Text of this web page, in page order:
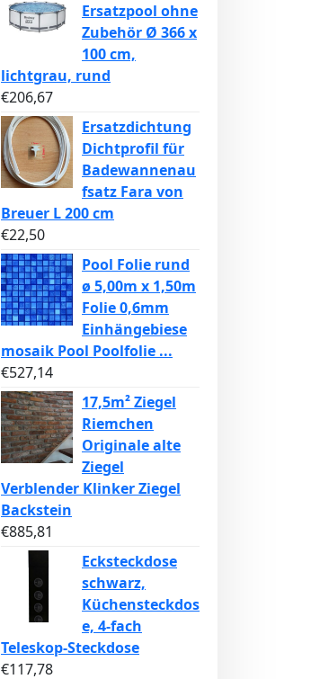
Ersatzpool ohne
Zubehör Ø 366 x
100 cm,
lichtgrau, rund
€206,67
Ersatzdichtung
Dichtprofil für
Badewannenau
fsatz Fara von
Breuer L 200 cm
€22,50
Pool Folie rund
ø 5,00m x 1,50m
Folie 0,6mm
Einhängebiese
mosaik Pool Poolfolie ...
€527,14
17,5m² Ziegel
Riemchen
Originale alte
Ziegel
Verblender Klinker Ziegel
Backstein
€885,81
Ecksteckdose
schwarz,
Küchensteckdos
e, 4-fach
Teleskop-Steckdose
€117,78